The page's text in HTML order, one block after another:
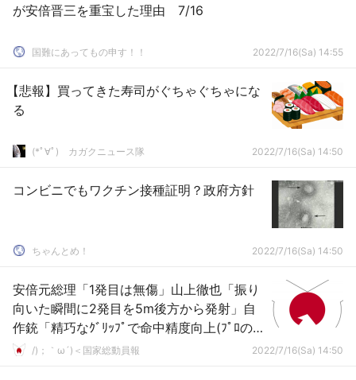
が安倍晋三を重宝した理由 7/16
国難にあってもの申す！！ 2022/7/16(Sa) 14:55
【悲報】買ってきた寿司がぐちゃぐちゃにな
る
(*ﾟ∀ﾟ)ゞカガクニュース隊 2022/7/16(Sa) 14:50
コンビニでもワクチン接種証明？政府方針
ちゃんとめ！ 2022/7/16(Sa) 14:50
安倍元総理「1発目は無傷」山上徹也「振り
向いた瞬間に2発目を5m後方から発射」自
作銃「精巧なｸﾞﾘｯﾌﾟで命中精度向上(ﾌﾟﾛの犯
行」日本「本当に単独犯なのか(最大の疑
/)；｀ω´)＜国家総動員報 2022/7/16(Sa) 14:50